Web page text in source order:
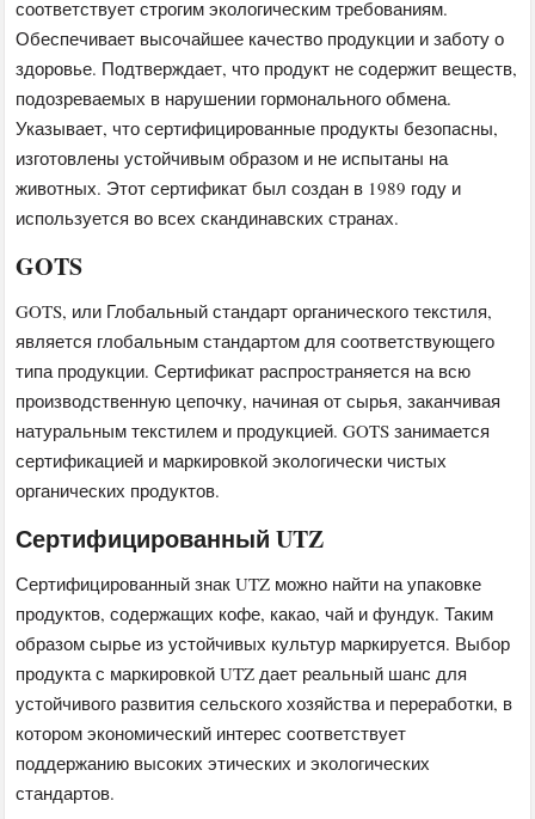
соответствует строгим экологическим требованиям.
Обеспечивает высочайшее качество продукции и заботу о
здоровье. Подтверждает, что продукт не содержит веществ,
подозреваемых в нарушении гормонального обмена.
Указывает, что сертифицированные продукты безопасны,
изготовлены устойчивым образом и не испытаны на
животных. Этот сертификат был создан в 1989 году и
используется во всех скандинавских странах.
GOTS
GOTS, или Глобальный стандарт органического текстиля,
является глобальным стандартом для соответствующего
типа продукции. Сертификат распространяется на всю
производственную цепочку, начиная от сырья, заканчивая
натуральным текстилем и продукцией. GOTS занимается
сертификацией и маркировкой экологически чистых
органических продуктов.
Сертифицированный UTZ
Сертифицированный знак UTZ можно найти на упаковке
продуктов, содержащих кофе, какао, чай и фундук. Таким
образом сырье из устойчивых культур маркируется. Выбор
продукта с маркировкой UTZ дает реальный шанс для
устойчивого развития сельского хозяйства и переработки, в
котором экономический интерес соответствует
поддержанию высоких этических и экологических
стандартов.